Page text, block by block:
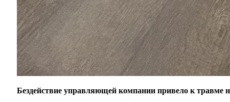
Бездействие управляющей компании привело к травме